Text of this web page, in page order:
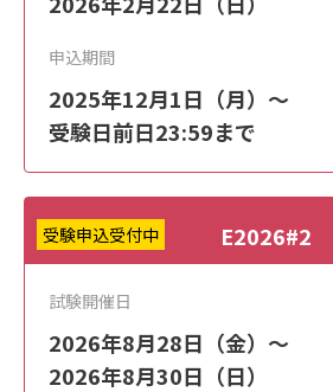
申込期間
2025年12月1日（月）～
受験日前日23:59まで
受験申込受付中 E2026#2
試験開催日
2026年8月28日（金）～
2026年8月30日（日）